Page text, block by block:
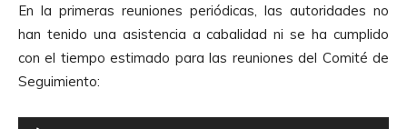
r
d
e
A
u
En la primeras reuniones periódicas, las autoridades no
han tenido una asistencia a cabalidad ni se ha cumplido
con el tiempo estimado para las reuniones del Comité de
Seguimiento: